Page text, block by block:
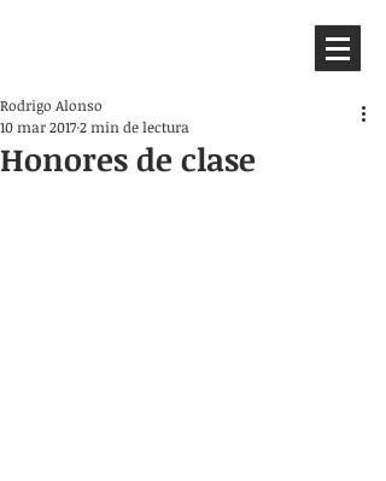
Honores de clase
Rodrigo Alonso
10 mar 20172 min de lectura